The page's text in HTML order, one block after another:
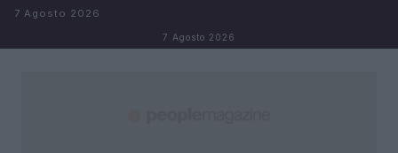
Salta al contenuto
7 Agosto 2026
7 Agosto 2026